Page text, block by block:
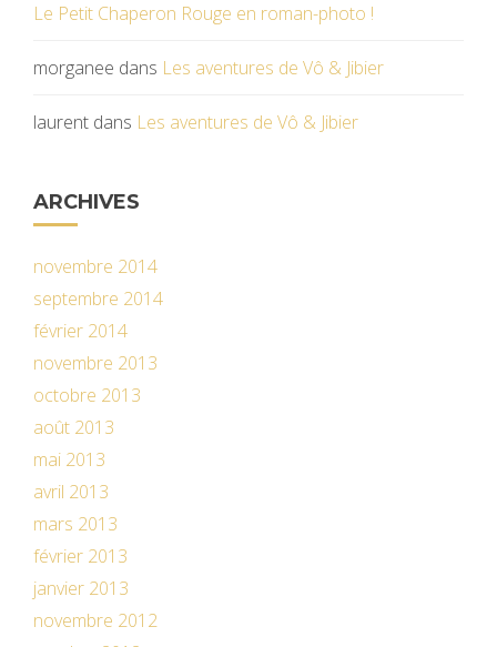
Le Petit Chaperon Rouge en roman-photo !
morganee dans Les aventures de Vô & Jibier
laurent dans Les aventures de Vô & Jibier
ARCHIVES
novembre 2014
septembre 2014
février 2014
novembre 2013
octobre 2013
août 2013
mai 2013
avril 2013
mars 2013
février 2013
janvier 2013
novembre 2012